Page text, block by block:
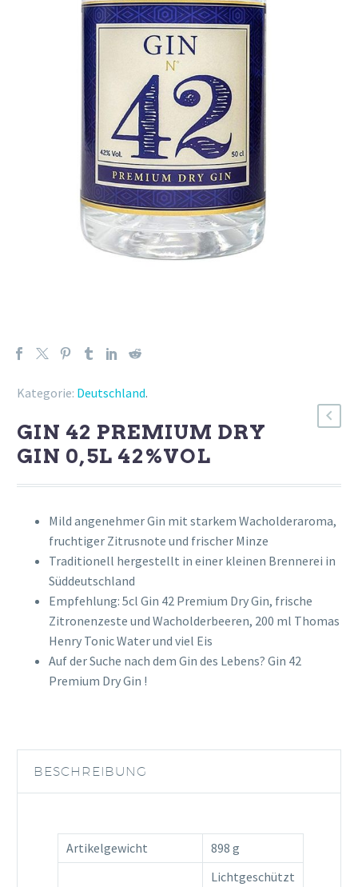
Kategorie: Deutschland.
GIN 42 PREMIUM DRY
GIN 0,5L 42%VOL
Mild angenehmer Gin mit starkem Wacholderaroma,
fruchtiger Zitrusnote und frischer Minze
Traditionell hergestellt in einer kleinen Brennerei in
Süddeutschland
Empfehlung: 5cl Gin 42 Premium Dry Gin, frische
Zitronenzeste und Wacholderbeeren, 200 ml Thomas
Henry Tonic Water und viel Eis
Auf der Suche nach dem Gin des Lebens? Gin 42
Premium Dry Gin !
BESCHREIBUNG
Artikelgewicht 898 g
Lichtgeschützt